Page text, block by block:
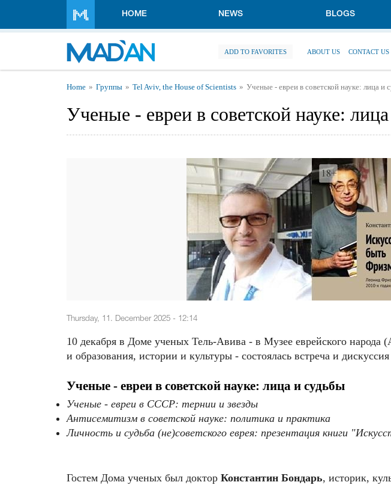
HOME NEWS BLOGS
ADD TO FAVORITES ABOUT US CONTACT US
You are here
Home Группы Tel Aviv, the House of Scientists Ученые - евреи в советской науке: лица и
Ученые - евреи в советской науке:
Thursday, 11. December 2025 - 12:14
10 декабря в Доме ученых Тель-Авива - в Музее еврейского
и образования, истории и культуры - состоялась встреча и
Ученые - евреи в советской науке: лица и судьбы
Ученые - евреи в СССР: тернии и звезды
Антисемитизм в советской науке: политика и практика
Личность и судьба (не)советского еврея: презентация книги
Гостем Дома ученых был доктор Константин Бондарь, историк,